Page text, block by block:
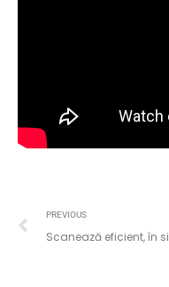
PREVIOUS